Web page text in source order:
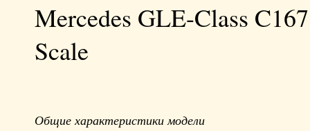
Mercedes GLE-Class
Scale
Общие характеристики модели